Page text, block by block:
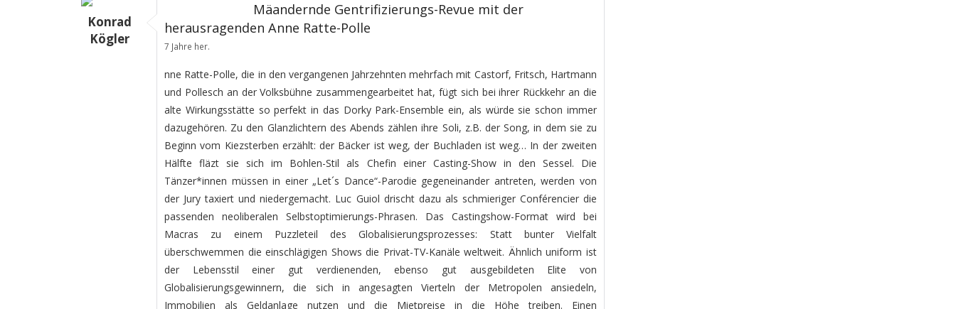
Konrad
Kögler
Mäandernde Gentrifizierungs-Revue mit der
herausragenden Anne Ratte-Polle
7 Jahre her.
nne Ratte-Polle, die in den vergangenen Jahrzehnten mehrfach mit Castorf, Fritsch, Hartmann
und Pollesch an der Volksbühne zusammengearbeitet hat, fügt sich bei ihrer Rückkehr an die
alte Wirkungsstätte so perfekt in das Dorky Park-Ensemble ein, als würde sie schon immer
dazugehören. Zu den Glanzlichtern des Abends zählen ihre Soli, z.B. der Song, in dem sie zu
Beginn vom Kiezsterben erzählt: der Bäcker ist weg, der Buchladen ist weg… In der zweiten
Hälfte fläzt sie sich im Bohlen-Stil als Chefin einer Casting-Show in den Sessel. Die
Tänzer*innen müssen in einer „Let´s Dance“-Parodie gegeneinander antreten, werden von
der Jury taxiert und niedergemacht. Luc Guiol drischt dazu als schmieriger Conférencier die
passenden neoliberalen Selbstoptimierungs-Phrasen. Das Castingshow-Format wird bei
Macras zu einem Puzzleteil des Globalisierungsprozesses: Statt bunter Vielfalt
überschwemmen die einschlägigen Shows die Privat-TV-Kanäle weltweit. Ähnlich uniform ist
der Lebensstil einer gut verdienenden, ebenso gut ausgebildeten Elite von
Globalisierungsgewinnern, die sich in angesagten Vierteln der Metropolen ansiedeln,
Immobilien als Geldanlage nutzen und die Mietpreise in die Höhe treiben. Einen